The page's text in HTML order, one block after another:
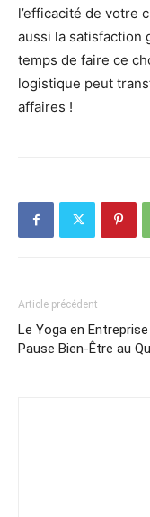
l’efficacité de votre
aussi la satisfaction
temps de faire ce
logistique peut
affaires !
Article précédent
Le Yoga en Entreprise
Pause Bien-Être au